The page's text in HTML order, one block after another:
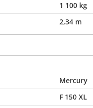
1 100 kg
2,34 m
Mercury
F 150 XL